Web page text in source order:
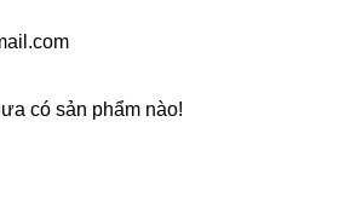
có sản phẩm nào!